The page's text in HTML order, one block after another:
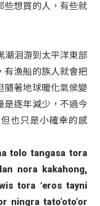
些想買的人，有些就
潮洄游到太平洋東部
有漁船的族人就會把
隨著地球暖化氣侯變
是逐年減少，不過今
也只是小確幸的感
tolo tangasa tora
nora kakahong,
tora ‘eros tayni
ningra tato’oto’or